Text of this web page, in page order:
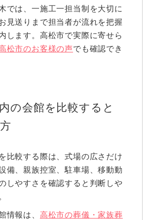
では、一施工一担当制を大切に
見送りまで担当者が流れを把握
します。高松市で実際に寄せら
松市のお客様の声でも確認でき
の会館を比較すると
比較する際は、式場の広さだけ
備、親族控室、駐車場、移動動
しやすさを確認すると判断しや
情報は、 高松市の葬儀・家族葬